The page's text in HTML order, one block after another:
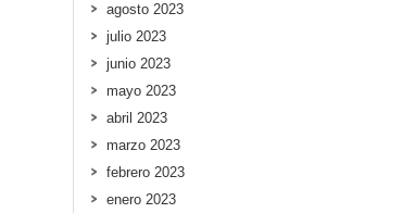
agosto 2023
julio 2023
junio 2023
mayo 2023
abril 2023
marzo 2023
febrero 2023
enero 2023